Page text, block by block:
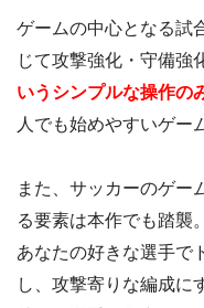
ゲームの中心となる試
じて攻撃強化・守備強
いうシンプルな操作の
人でも始めやすいゲー
また、サッカーのゲー
る要素は本作でも踏襲。
あなたの好きな選手で
し、攻撃寄りな編成に